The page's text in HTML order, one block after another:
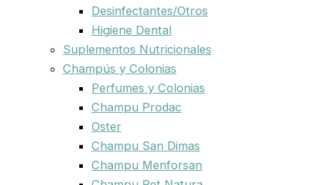
Desinfectantes/Otros
Higiene Dental
Suplementos Nutricionales
Champús y Colonias
Perfumes y Colonias
Champu Prodac
Oster
Champu San Dimas
Champu Menforsan